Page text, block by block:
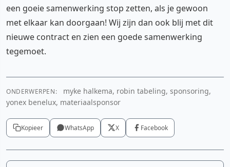
een goeie samenwerking stop zetten, als je gewoon
met elkaar kan doorgaan! Wij zijn dan ook blij met dit
nieuwe contract en zien een goede samenwerking
tegemoet.
ONDERWERPEN:
myke halkema, robin tabeling, sponsoring,
yonex benelux, materiaalsponsor
Kopieer WhatsApp X Facebook